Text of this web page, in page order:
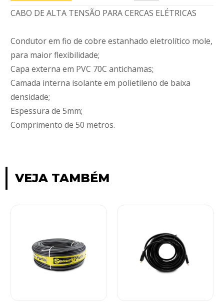
CABO DE ALTA TENSÃO PARA CERCAS ELÉTRICAS
Condutor em fio de cobre estanhado eletrolítico mole,
para maior flexibilidade;
Capa externa em PVC 70C antichamas;
Camada interna isolante em polietileno de baixa
densidade;
Espessura de 5mm;
Comprimento de 50 metros.
VEJA TAMBÉM